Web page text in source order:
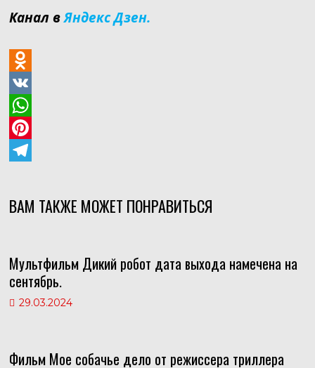
Канал вЯндекс Дзен.
O
d
n
o
a
s
n
i
i
V
K
W
h
s
p
p
P
t
r
e
s
l
g
r
a
ВАМ ТАКЖЕ МОЖЕТ ПОНРАВИТЬСЯ
Мультфильм Дикий робот дата выхода намечена на
сентябрь.
29.03.2024
Фильм Мое собачье дело от режиссера триллера